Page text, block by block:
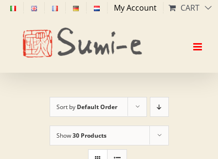
Skip
content
My Account CART
Sort by Default Order
Show30 Products